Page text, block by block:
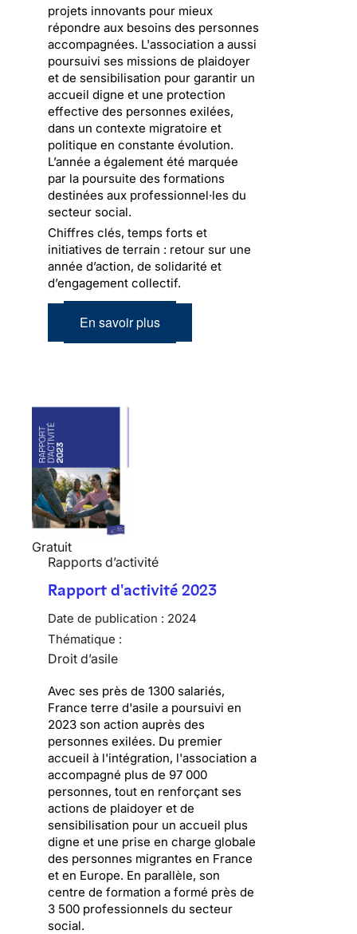
projets innovants pour mieux
répondre aux besoins des personnes
accompagnées. L'association a aussi
poursuivi ses missions de plaidoyer
et de sensibilisation pour garantir un
accueil digne et une protection
effective des personnes exilées,
dans un contexte migratoire et
politique en constante évolution.
L’année a également été marquée
par la poursuite des formations
destinées aux professionnel·les du
secteur social.
Chiffres clés, temps forts et
initiatives de terrain : retour sur une
année d’action, de solidarité et
d’engagement collectif.
En savoir plus
Gratuit
Rapports d’activité
Rapport d'activité 2023
Date de publication : 2024
Thématique :
Droit d’asile
Avec ses près de 1300 salariés,
France terre d'asile a poursuivi en
2023 son action auprès des
personnes exilées. Du premier
accueil à l'intégration, l'association a
accompagné plus de 97 000
personnes, tout en renforçant ses
actions de plaidoyer et de
sensibilisation pour un accueil plus
digne et une prise en charge globale
des personnes migrantes en France
et en Europe. En parallèle, son
centre de formation a formé près de
3 500 professionnels du secteur
social.